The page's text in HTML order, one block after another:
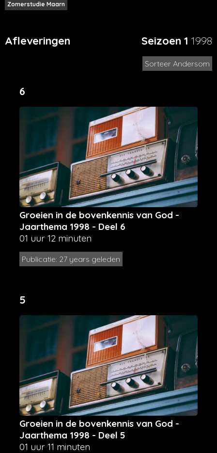
Zomerstudie Maarn
Afleveringen Seizoen 1 1998
Sorteer Andersom
6
Groeien in de bovenkennis van God -
Jaarthema 1998 - Deel 6
01 uur 12 minuten
Publicatie: 27 years geleden
5
Groeien in de bovenkennis van God -
Jaarthema 1998 - Deel 5
01 uur 11 minuten